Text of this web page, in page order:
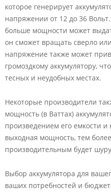
которое генерирует
напряжении от 12 до 36
больше мощности может
он сможет вращать сверло
напряжение также может
громоздкому аккумулятору,
тесных и неудобных местах.
Некоторые производители
мощность (в Ваттах)
произведением его емкости
выходная мощность, тем
производительным будет
Выбор аккумулятора для
ваших потребностей и